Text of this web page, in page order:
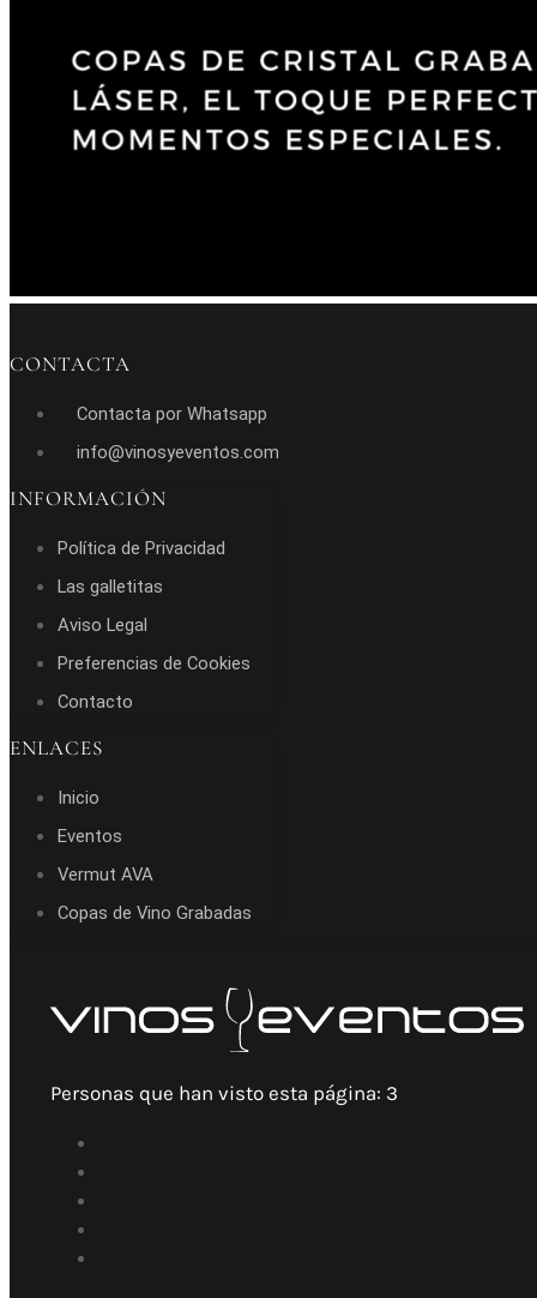
CONTACTA
Contacta por Whatsapp
info@vinosyeventos.com
INFORMACIÓN
Política de Privacidad
Las galletitas
Aviso Legal
Preferencias de Cookies
Contacto
ENLACES
Inicio
Eventos
Vermut AVA
Copas de Vino Grabadas
Personas que han visto esta página: 3